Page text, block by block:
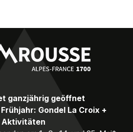
ganzjährig geöffnet
Gondel La Croix +
Aktivitäten